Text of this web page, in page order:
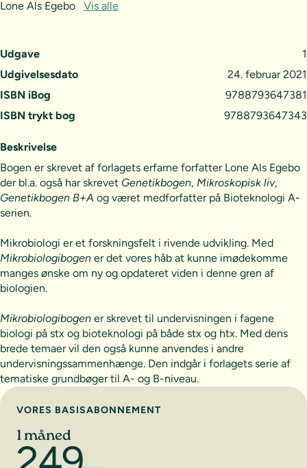
Udgave
1
Udgivelsesdato
24. februar 2021
ISBN iBog
9788793647381
ISBN trykt bog
9788793647343
Lone Als Egebo Vis alle
Beskrivelse
Bogen er skrevet af forlagets erfarne forfatter Lone Als Egebo
der bl.a. også har skrevet Genetikbogen, Mikroskopisk liv,
Genetikbogen B+A og været medforfatter på Bioteknologi A-
serien.
Mikrobiologi er et forskningsfelt i rivende udvikling. Med
Mikrobiologibogen er det vores håb at kunne imødekomme
manges ønske om ny og opdateret viden i denne gren af
biologien.
Mikrobiologibogen er skrevet til undervisningen i fagene
biologi på stx og bioteknologi på både stx og htx. Med dens
brede temaer vil den også kunne anvendes i andre
undervisningssammenhænge. Den indgår i forlagets serie af
tematiske grundbøger til A- og B-niveau.
Vælg abonnement
VORES BASISABONNEMENT
1 måned